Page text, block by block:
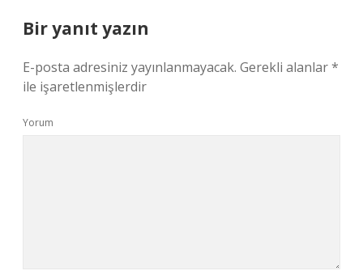
Bir yanıt yazın
E-posta adresiniz yayınlanmayacak. Gerekli alanlar*
ile işaretlenmişlerdir
Yorum